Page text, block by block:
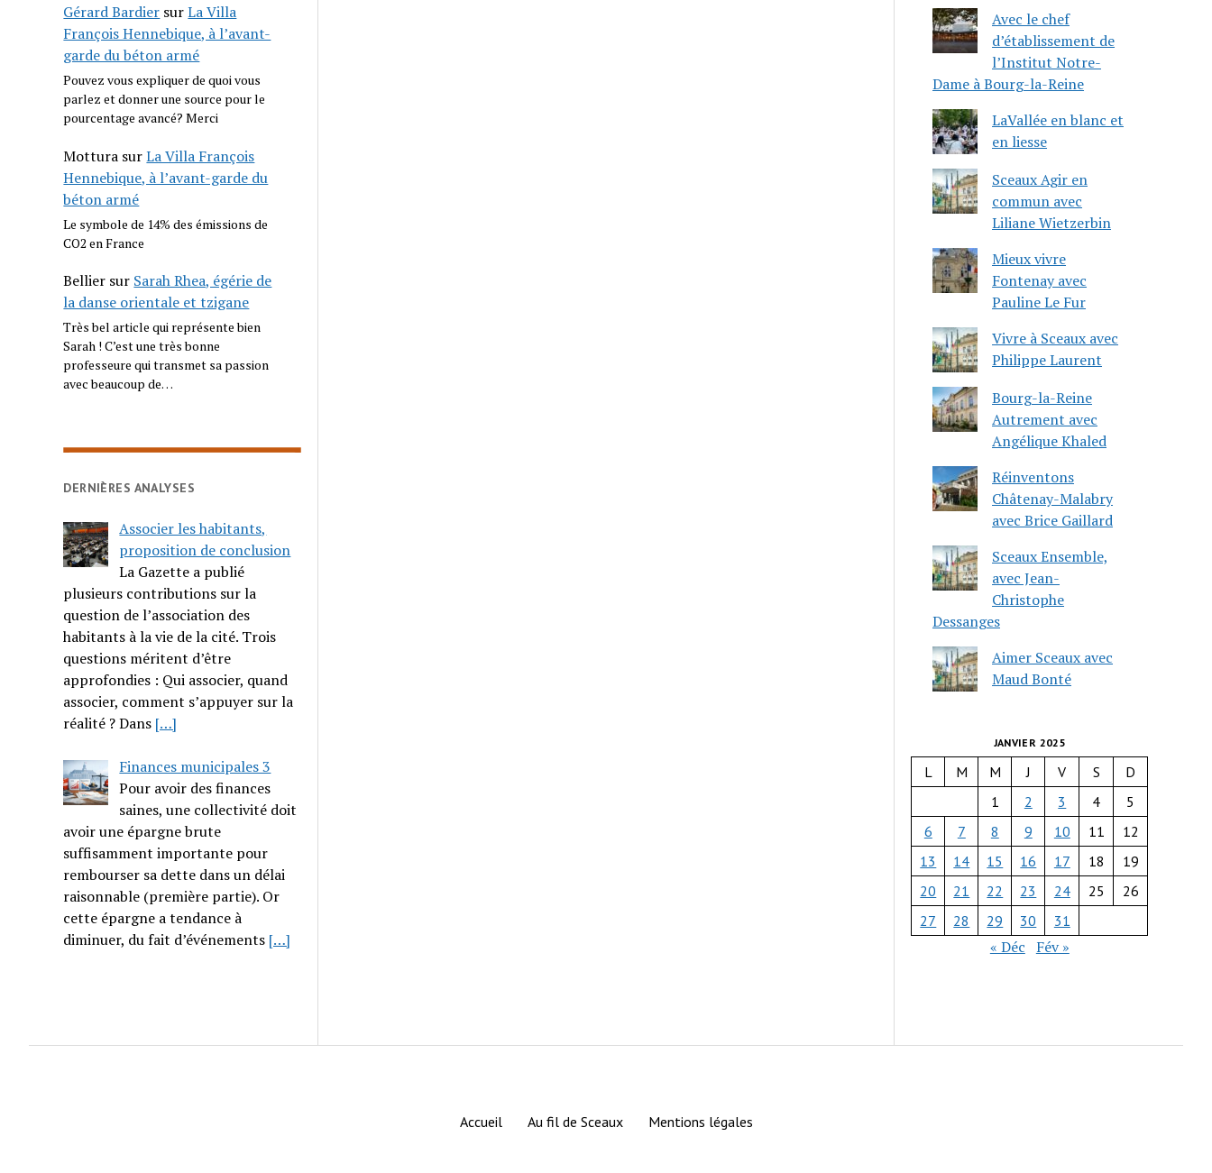
Gérard Bardier surLa Villa
François Hennebique, à l’avant-
garde du béton armé
Pouvez vous expliquer de quoi vous
parlez et donner une source pour le
pourcentage avancé? Merci
Mottura surLa Villa François
Hennebique, à l’avant-garde du
béton armé
Le symbole de 14% des émissions de
CO2 en France
Bellier sur Sarah Rhea, égérie de
la danse orientale et tzigane
Très bel article qui représente bien
Sarah ! C’est une très bonne
professeure qui transmet sa passion
avec beaucoup de…
DERNIÈRES ANALYSES
Associer les habitants,
proposition de conclusion
La Gazette a publié
plusieurs contributions sur la
question de l’association des
habitants à la vie de la cité. Trois
questions méritent d’être
approfondies : Qui associer, quand
associer, comment s’appuyer sur la
réalité ? Dans […]
Finances municipales 3
Pour avoir des finances
saines, une collectivité doit
avoir une épargne brute
suffisamment importante pour
rembourser sa dette dans un délai
raisonnable (première partie). Or
cette épargne a tendance à
diminuer, du fait d’événements […]
Avec le chef
d’établissement de
l’Institut Notre-
Dame à Bourg-la-Reine
LaVallée en blanc et
en liesse
Sceaux Agir en
commun avec
Liliane Wietzerbin
Mieux vivre
Fontenay avec
Pauline Le Fur
Vivre à Sceaux avec
Philippe Laurent
Bourg-la-Reine
Autrement avec
Angélique Khaled
Réinventons
Châtenay-Malabry
avec Brice Gaillard
Sceaux Ensemble,
avec Jean-
Christophe
Dessanges
Aimer Sceaux avec
Maud Bonté
JANVIER 2025
L M M J V S
D
1
2 3 4
5
6
7 8 9 10 11
12
13
14 15 16 17 18
19
20
21 22 23 24 25
26
27
28 29 30 31
« Déc Fév »
Accueil Au fil de Sceaux Mentions légales